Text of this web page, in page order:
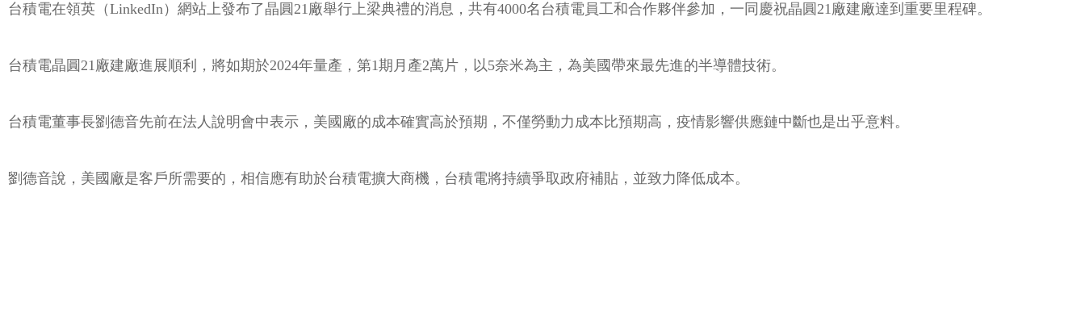
台積電在領英（LinkedIn）網站上發布了晶圓21廠舉行上梁典禮的消息，共有4000名台積電員工和合作夥伴參加，一同慶祝晶圓21廠建廠達到重要里程碑。
台積電晶圓21廠建廠進展順利，將如期於2024年量產，第1期月產2萬片，以5奈米為主，為美國帶來最先進的半導體技術。
台積電董事長劉德音先前在法人說明會中表示，美國廠的成本確實高於預期，不僅勞動力成本比預期高，疫情影響供應鏈中斷也是出乎意料。
劉德音說，美國廠是客戶所需要的，相信應有助於台積電擴大商機，台積電將持續爭取政府補貼，並致力降低成本。